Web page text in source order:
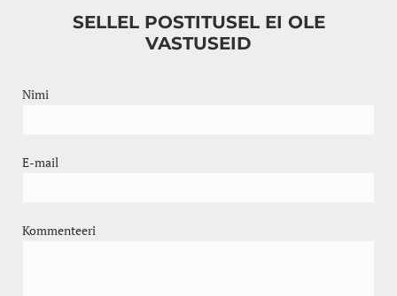
SELLEL POSTITUSEL EI OLE
VASTUSEID
Nimi
E-mail
Kommenteeri